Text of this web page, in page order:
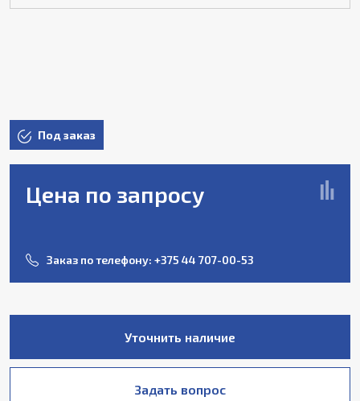
Под заказ
Цена по запросу
Заказ по телефону: +375 44 707-00-53
Уточнить наличие
Задать вопрос